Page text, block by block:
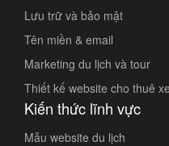
Lưu trữ và bảo mật
Tên miền & email
Marketing du lịch và tour
Thiết kế website cho thuê xe
Kiến thức lĩnh vực
Mẫu website du lịch